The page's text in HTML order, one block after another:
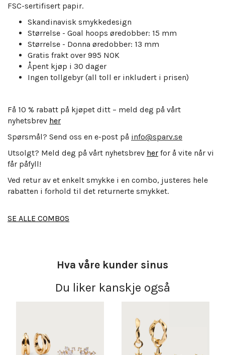
FSC-sertifisert papir.
Skandinavisk smykkedesign
Størrelse - Goal hoops øredobber: 15 mm
Størrelse - Donna øredobber: 13 mm
Gratis frakt over 995 NOK
Åpent kjøp i 30 dager
Ingen tollgebyr (all toll er inkludert i prisen)
Få 10 % rabatt på kjøpet ditt – meld deg på vårt
nyhetsbrev her
Spørsmål? Send oss en e-post på info@sparv.se
Utsolgt? Meld deg på vårt nyhetsbrev her for å vite når vi
får påfyll!
Ved retur av et enkelt smykke i en combo, justeres hele
rabatten i forhold til det returnerte smykket.
SE ALLE COMBOS
Hva våre kunder sinus
Du liker kanskje også